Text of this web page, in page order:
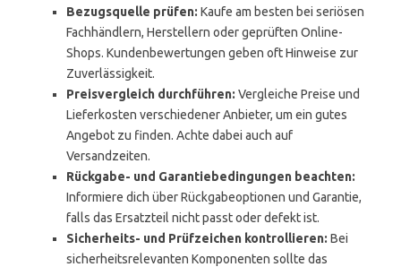
Bezugsquelle prüfen: Kaufe am besten bei seriösen
Fachhändlern, Herstellern oder geprüften Online-
Shops. Kundenbewertungen geben oft Hinweise zur
Zuverlässigkeit.
Preisvergleich durchführen: Vergleiche Preise und
Lieferkosten verschiedener Anbieter, um ein gutes
Angebot zu finden. Achte dabei auch auf
Versandzeiten.
Rückgabe- und Garantiebedingungen beachten:
Informiere dich über Rückgabeoptionen und Garantie,
falls das Ersatzteil nicht passt oder defekt ist.
Sicherheits- und Prüfzeichen kontrollieren: Bei
sicherheitsrelevanten Komponenten sollte das